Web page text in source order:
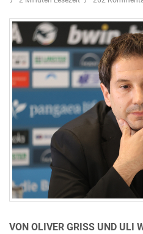
VON OLIVER GRISS UND ULI